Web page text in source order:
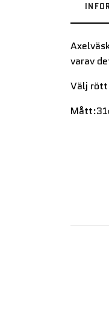
varav
Välj